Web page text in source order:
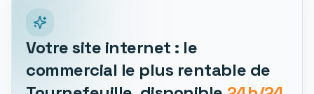
Votre site internet : le
commercial le plus rentable de